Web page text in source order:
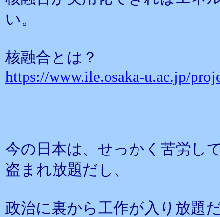
い。
核融合とは？
https://www.ile.osaka-u.ac.jp/
今の日本は、せっかく苦労し
盗まれ放題だし、
政治に裏から工作が入り放題